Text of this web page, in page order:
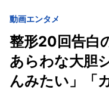
動画エンタメ
整形20回告白
あらわな大胆
んみたい」「